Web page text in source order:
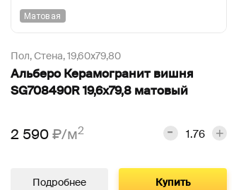
Матовая
Пол, Стена,19,60х79,80
Альберо Керамогранит вишня
SG708490R 19,6х79,8 матовый
2 590₽/м2
Подробнее Купить